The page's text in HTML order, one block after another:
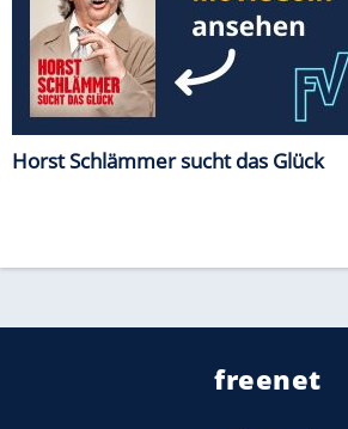
Horst Schlämmer sucht das Glück
freenet